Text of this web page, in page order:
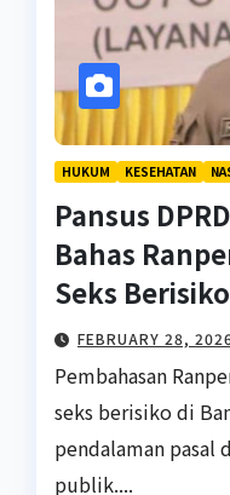
HUKUM KESEHATAN
Pansus
Bahas
Seks Berisiko
FEBRUARY 28,
Pembahasan
seks berisiko di
pendalaman pasal
publik....